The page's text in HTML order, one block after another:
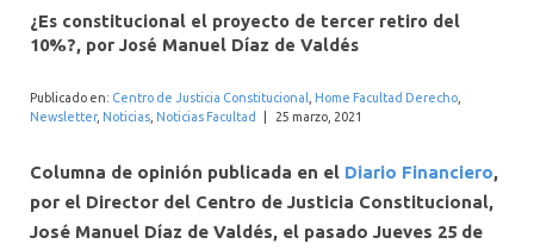
INTERNACIONAL
¿Es constitucional el proyecto de tercer retiro del
10%?, por José Manuel Díaz de Valdés
Publicado en: Centro de Justicia Constitucional Home Facultad Derecho
Newsletter, Noticias Noticias Facultad 25 marzo, 2021
Columna de opinión publicada en el Diario Financiero,
por el Director del Centro de Justicia Constitucional,
José Manuel Díaz de Valdés, el pasado Jueves 25 de